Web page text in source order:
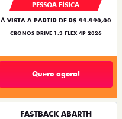
PESSOA FÍSICA
À VISTA A PARTIR DE R$ 99.990,00
CRONOS DRIVE 1.3 FLEX 4P 2026
Quero agora!
FASTBACK ABARTH